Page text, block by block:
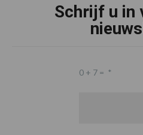
Schrijf u in
0 + 7 = *